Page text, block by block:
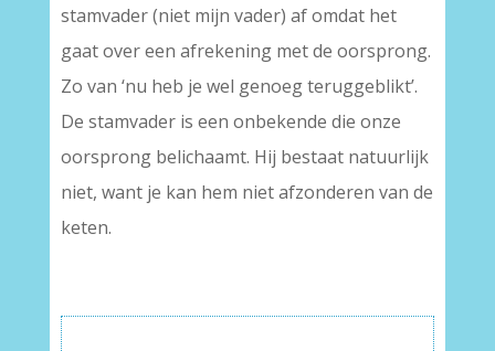
stamvader (niet mijn vader) af omdat het
gaat over een afrekening met de oorsprong.
Zo van ‘nu heb je wel genoeg teruggeblikt’.
De stamvader is een onbekende die onze
oorsprong belichaamt. Hij bestaat natuurlijk
niet, want je kan hem niet afzonderen van de
keten.